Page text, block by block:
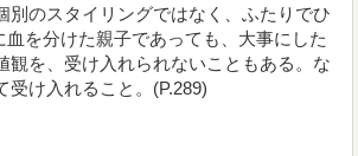
のスタイリングではなく、ふたりでひ
を分けた親子であっても、大事にした
を、受け入れられないこともある。な
受け入れること。(P.289)